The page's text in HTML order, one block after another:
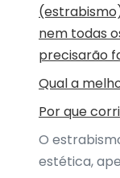
nem todas
precisarão
Qual a
Por que
O
estética,